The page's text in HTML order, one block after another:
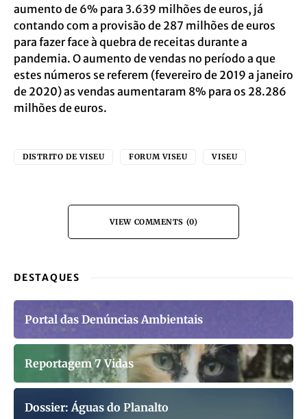
aumento de 6% para 3.639 milhões de euros, já
contando com a provisão de 287 milhões de euros
para fazer face à quebra de receitas durante a
pandemia. O aumento de vendas no período a que
estes números se referem (fevereiro de 2019 a janeiro
de 2020) as vendas aumentaram 8% para os 28.286
milhões de euros.
DISTRITO DE VISEU FORUM VISEU VISEU
VIEW COMMENTS (0)
DESTAQUES
Portal das Denúncias Ambientais
Reportagem 7 Vidas
Dossier: Águas do Planalto